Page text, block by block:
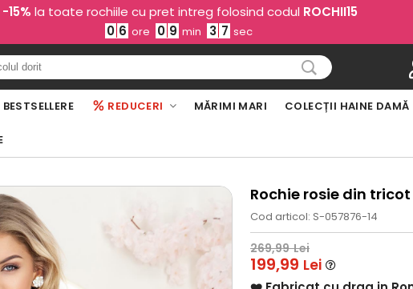
-15% la toate rochiile cu pret intreg folosind codul ROCHII15
0 6 ore 0 9 min 3 6 sec
BESTSELLERE REDUCERI MĂRIMI MARI COLECȚII HAINE DAMĂ
Rochie rosie din
Cod articol: S-057876-14
269,99 Lei
199,99 Lei